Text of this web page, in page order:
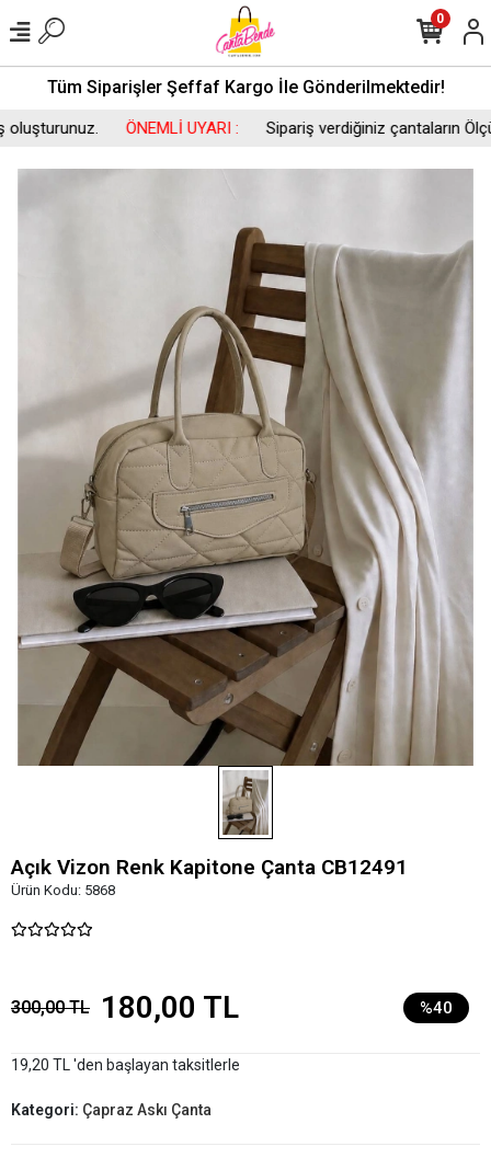
Tüm Siparişler Şeffaf Kargo İle Gönderilmektedir!
ÖNEMLİ UYARI : Sipariş verdiğiniz çantaların
0
Açık Vizon Renk Kapitone Çanta CB12491
Ürün Kodu: 5868
300,00 TL 180,00 TL %40
19,20 TL 'den başlayan taksitlerle
Kategori: Çapraz Askı Çanta